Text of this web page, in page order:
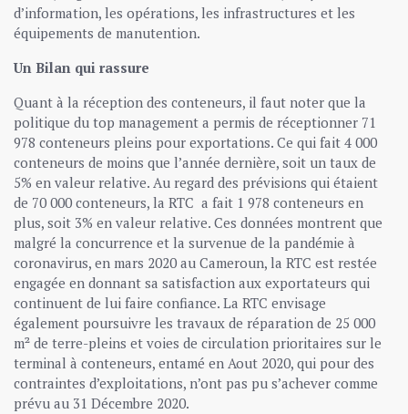
d’information, les opérations, les infrastructures et les
équipements de manutention.
Un Bilan qui rassure
Quant à la réception des conteneurs, il faut noter que la
politique du top management a permis de réceptionner 71
978 conteneurs pleins pour exportations. Ce qui fait 4 000
conteneurs de moins que l’année dernière, soit un taux de
5% en valeur relative. Au regard des prévisions qui étaient
de 70 000 conteneurs, la RTC a fait 1 978 conteneurs en
plus, soit 3% en valeur relative. Ces données montrent que
malgré la concurrence et la survenue de la pandémie à
coronavirus, en mars 2020 au Cameroun, la RTC est restée
engagée en donnant sa satisfaction aux exportateurs qui
continuent de lui faire confiance. La RTC envisage
également poursuivre les travaux de réparation de 25 000
m² de terre-pleins et voies de circulation prioritaires sur le
terminal à conteneurs, entamé en Aout 2020, qui pour des
contraintes d’exploitations, n’ont pas pu s’achever comme
prévu au 31 Décembre 2020.